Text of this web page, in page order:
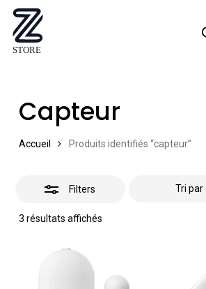
Skip
main
Capteur
Accueil Produits identifiés “capteur”
Filters
3 résultats affichés
Tri